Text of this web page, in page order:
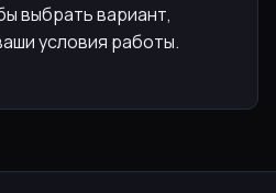
выбрать вариант,
условия работы.